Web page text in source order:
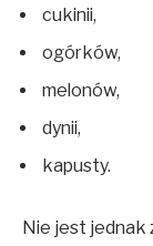
cukinii,
ogórków,
melonów,
dynii,
kapusty.
Nie jest jednak